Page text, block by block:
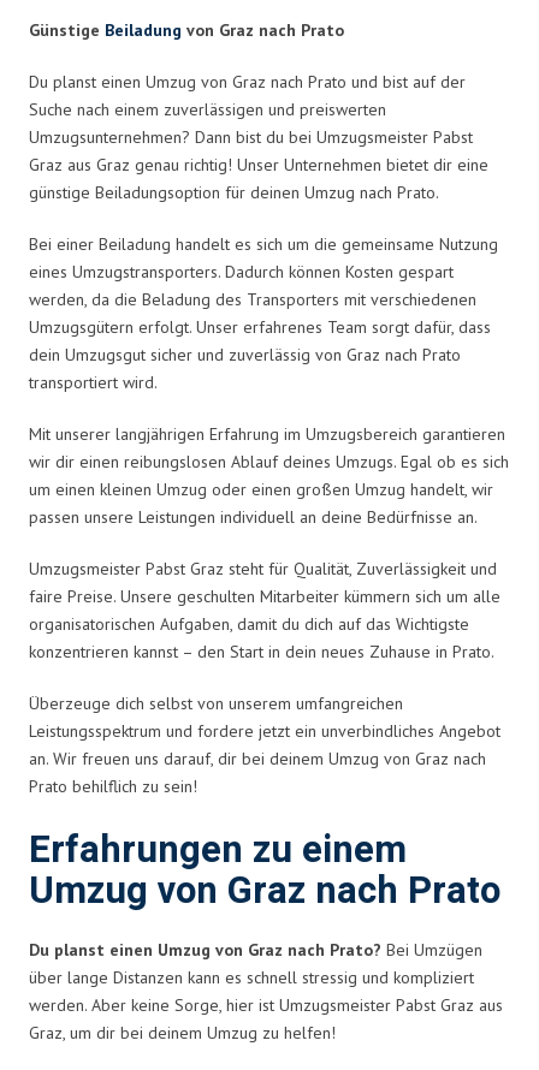
Günstige Beiladung von Graz nach Prato
Du planst einen Umzug von Graz nach Prato und bist auf der
Suche nach einem zuverlässigen und preiswerten
Umzugsunternehmen? Dann bist du bei Umzugsmeister Pabst
Graz aus Graz genau richtig! Unser Unternehmen bietet dir eine
günstige Beiladungsoption für deinen Umzug nach Prato.
Bei einer Beiladung handelt es sich um die gemeinsame Nutzung
eines Umzugstransporters. Dadurch können Kosten gespart
werden, da die Beladung des Transporters mit verschiedenen
Umzugsgütern erfolgt. Unser erfahrenes Team sorgt dafür, dass
dein Umzugsgut sicher und zuverlässig von Graz nach Prato
transportiert wird.
Mit unserer langjährigen Erfahrung im Umzugsbereich garantieren
wir dir einen reibungslosen Ablauf deines Umzugs. Egal ob es sich
um einen kleinen Umzug oder einen großen Umzug handelt, wir
passen unsere Leistungen individuell an deine Bedürfnisse an.
Umzugsmeister Pabst Graz steht für Qualität, Zuverlässigkeit und
faire Preise. Unsere geschulten Mitarbeiter kümmern sich um alle
organisatorischen Aufgaben, damit du dich auf das Wichtigste
konzentrieren kannst – den Start in dein neues Zuhause in Prato.
Überzeuge dich selbst von unserem umfangreichen
Leistungsspektrum und fordere jetzt ein unverbindliches Angebot
an. Wir freuen uns darauf, dir bei deinem Umzug von Graz nach
Prato behilflich zu sein!
Erfahrungen zu einem
Umzug von Graz nach Prato
Du planst einen Umzug von Graz nach Prato? Bei Umzügen
über lange Distanzen kann es schnell stressig und kompliziert
werden. Aber keine Sorge, hier ist Umzugsmeister Pabst Graz aus
Graz, um dir bei deinem Umzug zu helfen!